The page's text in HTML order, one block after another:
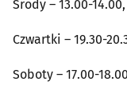
Środy – 13.00-
Czwartki – 19.30-
Soboty – 17.00-